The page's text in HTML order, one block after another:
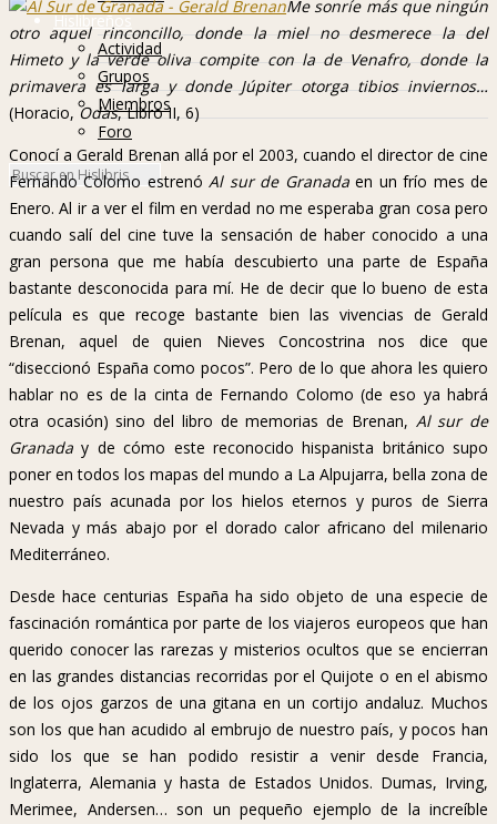
Hislibreños
Actividad
Grupos
Miembros
Foro
Me sonríe más que ningún
otro aquel rinconcillo, donde la miel no desmerece la del
Himeto y la verde oliva compite con la de Venafro, donde la
primavera es larga y donde Júpiter otorga tibios inviernos…
(Horacio, Odas, Libro II, 6)
Conocí a Gerald Brenan allá por el 2003, cuando el director de cine
Fernando Colomo estrenóAl sur de Granadaen un frío mes de
Enero. Al ir a ver el film en verdad no me esperaba gran cosa pero
cuando salí del cine tuve la sensación de haber conocido a una
gran persona que me había descubierto una parte de España
bastante desconocida para mí. He de decir que lo bueno de esta
película es que recoge bastante bien las vivencias de Gerald
Brenan, aquel de quien Nieves Concostrina nos dice que
“diseccionó España como pocos”. Pero de lo que ahora les quiero
hablar no es de la cinta de Fernando Colomo (de eso ya habrá
otra ocasión) sino del libro de memorias de Brenan, Al sur de
Granada y de cómo este reconocido hispanista británico supo
poner en todos los mapas del mundo a La Alpujarra, bella zona de
nuestro país acunada por los hielos eternos y puros de Sierra
Nevada y más abajo por el dorado calor africano del milenario
Mediterráneo.
Desde hace centurias España ha sido objeto de una especie de
fascinación romántica por parte de los viajeros europeos que han
querido conocer las rarezas y misterios ocultos que se encierran
en las grandes distancias recorridas por el Quijote o en el abismo
de los ojos garzos de una gitana en un cortijo andaluz. Muchos
son los que han acudido al embrujo de nuestro país, y pocos han
sido los que se han podido resistir a venir desde Francia,
Inglaterra, Alemania y hasta de Estados Unidos. Dumas, Irving,
Merimee, Andersen… son un pequeño ejemplo de la increíble